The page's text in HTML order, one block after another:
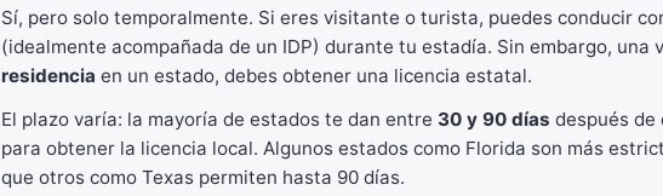
Sí, pero solo temporalmente. Si eres visitante o turista, puedes conducir
(idealmente acompañada de un IDP) durante tu estadía. Sin embargo, una
residencia en un estado, debes obtener una licencia estatal.
El plazo varía: la mayoría de estados te dan entre 30 y 90 días después de
para obtener la licencia local. Algunos estados como Florida son más
que otros como Texas permiten hasta 90 días.